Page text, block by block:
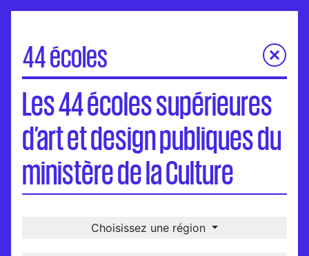
44 écoles
ministère de la Culture
Carte
Visites virtuelles
Une école, un-e diplômé-e
International
Les 44 écoles supérieures
d’art et design publiques du
ministère de la Culture
Choisissez une région